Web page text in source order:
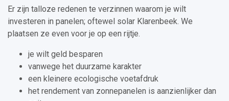
Er zijn talloze redenen te verzinnen waarom je wilt
investeren in panelen; oftewel solar Klarenbeek. We
plaatsen ze even voor je op een rijtje.
je wilt geld besparen
vanwege het duurzame karakter
een kleinere ecologische voetafdruk
het rendement van zonnepanelen is aanzienlijker dan